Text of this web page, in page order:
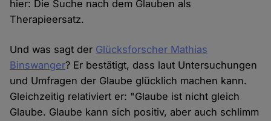
hier: Die Suche nach dem Glauben als
Therapieersatz.
Und was sagt der Glücksforscher Mathias
Binswanger? Er bestätigt, dass laut Untersuchungen
und Umfragen der Glaube glücklich machen kann.
Gleichzeitig relativiert er: "Glaube ist nicht gleich
Glaube. Glaube kann sich positiv, aber auch schlimm